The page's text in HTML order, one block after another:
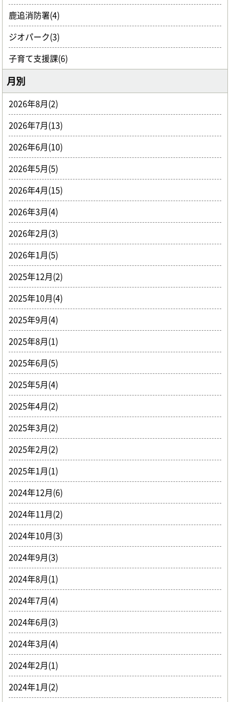
鹿追消防署(4)
ジオパーク(3)
子育て支援課(6)
月別
2026年8月(2)
2026年7月(13)
2026年6月(10)
2026年5月(5)
2026年4月(15)
2026年3月(4)
2026年2月(3)
2026年1月(5)
2025年12月(2)
2025年10月(4)
2025年9月(4)
2025年8月(1)
2025年6月(5)
2025年5月(4)
2025年4月(2)
2025年3月(2)
2025年2月(2)
2025年1月(1)
2024年12月(6)
2024年11月(2)
2024年10月(3)
2024年9月(3)
2024年8月(1)
2024年7月(4)
2024年6月(3)
2024年3月(4)
2024年2月(1)
2024年1月(2)